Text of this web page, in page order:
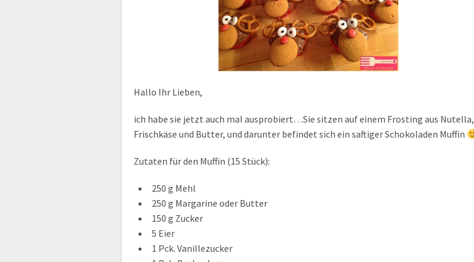
Hallo Ihr Lieben,
ich habe sie jetzt auch mal ausprobiert…Sie sitzen auf einem Frosting aus Nutella,
Frischkäse und Butter, und darunter befindet sich ein saftiger Schokoladen Muffin
Zutaten für den Muffin (15 Stück):
250 g Mehl
250 g Margarine oder Butter
150 g Zucker
5 Eier
1 Pck. Vanillezucker